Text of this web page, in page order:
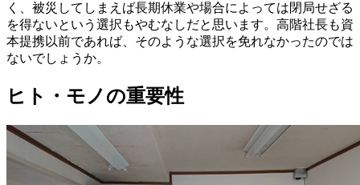
く、被災してしまえば長期休業や場合によっては閉局せざる
を得ないという選択もやむなしだと思います。高階社長も資
本提携以前であれば、そのような選択を免れなかったのでは
ないでしょうか。
ヒト・モノの重要性